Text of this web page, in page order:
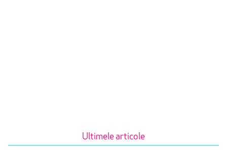
Ultimele articole